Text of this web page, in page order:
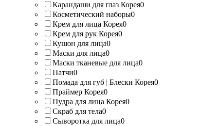
Карандаши для глаз Корея0
Косметический наборы0
Крем для лица Корея0
Крем для рук Корея0
Кушон для лица0
Маски для лица0
Маски тканевые для лица0
Патчи0
Помада для губ | Блески Корея0
Праймер Корея0
Пудра для лица Корея0
Скраб для тела0
Сыворотка для лица0